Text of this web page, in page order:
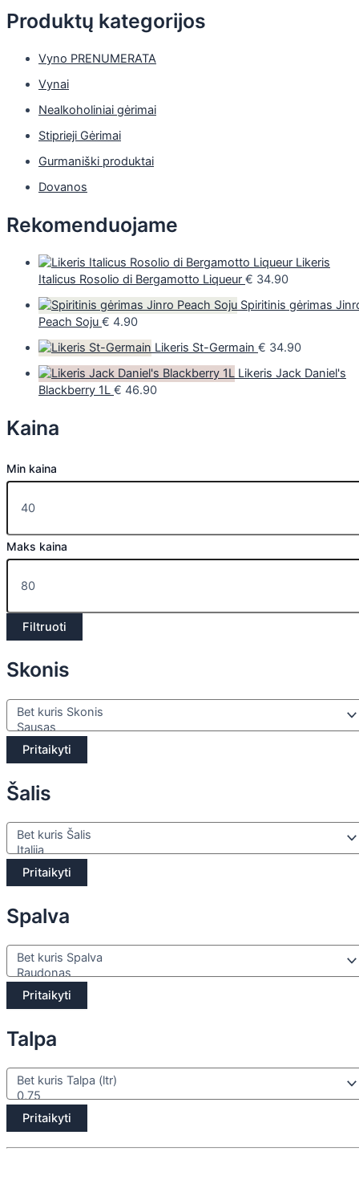
Produktų kategorijos
Vyno PRENUMERATA
Vynai
Nealkoholiniai gėrimai
Stiprieji Gėrimai
Gurmaniški produktai
Dovanos
Rekomenduojame
Likeris
Italicus Rosolio di Bergamotto Liqueur € 34.90
Spiritinis gėrimas
Peach Soju € 4.90
Likeris St-Germain € 34.90
Likeris Jack Daniel's
Blackberry 1L € 46.90
Kaina
Min kaina
Maks kaina
Filtruoti
Skonis
Pritaikyti
Šalis
Pritaikyti
Spalva
Pritaikyti
Talpa
Pritaikyti